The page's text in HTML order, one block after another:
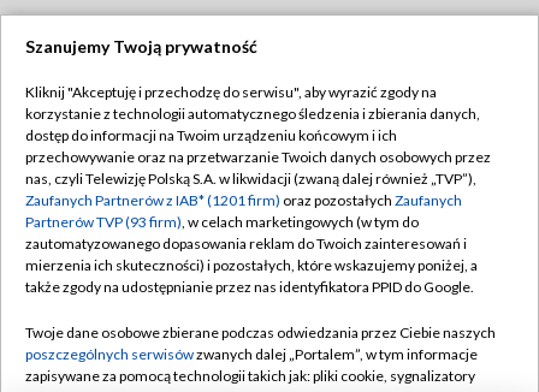
TVP
Abonament TVP
Emisja w TVP
Centrum informacji TVP
Naziemna Telewizja Cyfrowa
Rada Programowa
Regulamin TVP
Polityka prywatności
Moje zgody
Pomoc
Kontakt
Szanujemy Twoją prywatność
Kliknij "Akceptuję i przechodzę do serwisu", aby wyrazić zgody na
korzystanie z technologii automatycznego śledzenia i zbierania danych,
dostęp do informacji na Twoim urządzeniu końcowym i ich
przechowywanie oraz na przetwarzanie Twoich danych osobowych przez
nas, czyli Telewizję Polską S.A. w likwidacji (zwaną dalej również „TVP”),
Zaufanych Partnerów z IAB* (1201 firm) oraz pozostałych Zaufanych
Partnerów TVP (93 firm), w celach marketingowych (w tym do
zautomatyzowanego dopasowania reklam do Twoich zainteresowań i
mierzenia ich skuteczności) i pozostałych, które wskazujemy poniżej, a
także zgody na udostępnianie przez nas identyfikatora PPID do Google.
Twoje dane osobowe zbierane podczas odwiedzania przez Ciebie naszych
poszczególnych serwisówzwanych dalej „Portalem”, w tym informacje
zapisywane za pomocą technologii takich jak: pliki cookie, sygnalizatory